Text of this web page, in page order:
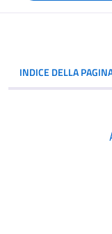
INDICE DELLA